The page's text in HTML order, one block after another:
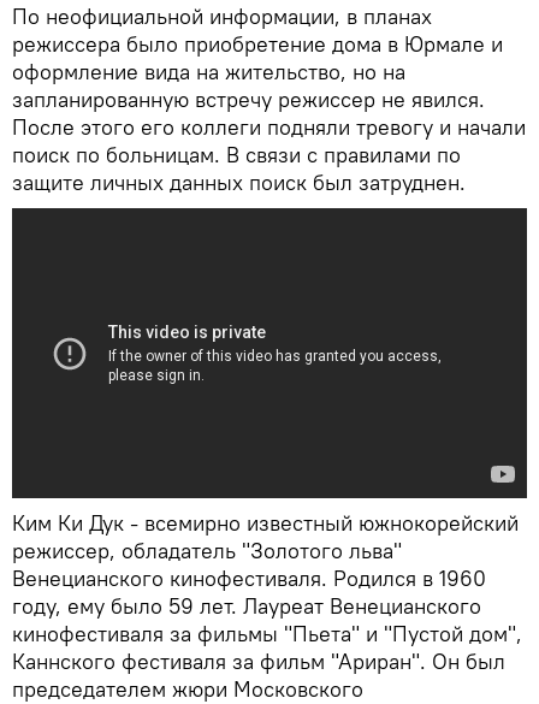
По неофициальной информации, в планах
режиссера было приобретение дома в Юрмале и
оформление вида на жительство, но на
запланированную встречу режиссер не явился.
После этого его коллеги подняли тревогу и начали
поиск по больницам. В связи с правилами по
защите личных данных поиск был затруднен.
Ким Ки Дук - всемирно известный южнокорейский
режиссер, обладатель "Золотого льва"
Венецианского кинофестиваля. Родился в 1960
году, ему было 59 лет. Лауреат Венецианского
кинофестиваля за фильмы "Пьета" и "Пустой дом",
Каннского фестиваля за фильм "Ариран". Он был
председателем жюри Московского